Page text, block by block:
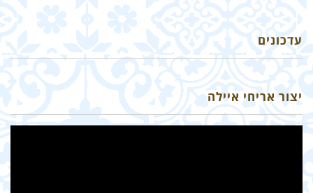
עדכונים
יצור אריחי איילה